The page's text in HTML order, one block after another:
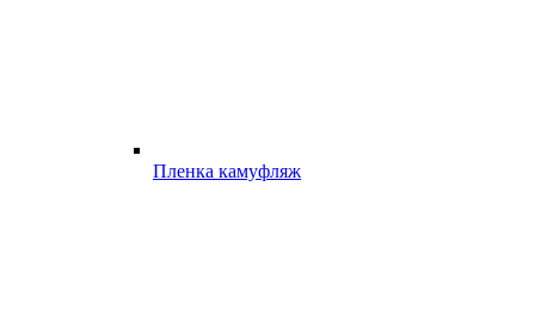
Пленка камуфляж